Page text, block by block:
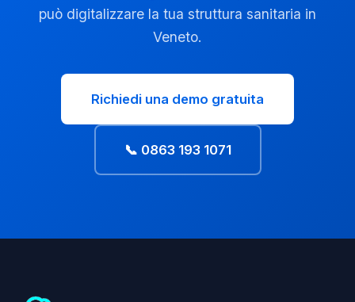
può digitalizzare la tua struttura sanitaria in
Veneto.
Richiedi una demo gratuita
📞 0863 193 1071